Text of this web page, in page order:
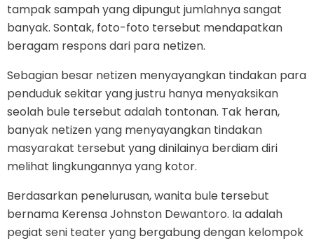
tampak sampah yang dipungut jumlahnya sangat
banyak. Sontak, foto-foto tersebut mendapatkan
beragam respons dari para netizen.
Sebagian besar netizen menyayangkan tindakan para
penduduk sekitar yang justru hanya menyaksikan
seolah bule tersebut adalah tontonan. Tak heran,
banyak netizen yang menyayangkan tindakan
masyarakat tersebut yang dinilainya berdiam diri
melihat lingkungannya yang kotor.
Berdasarkan penelurusan, wanita bule tersebut
bernama Kerensa Johnston Dewantoro. Ia adalah
pegiat seni teater yang bergabung dengan kelompok